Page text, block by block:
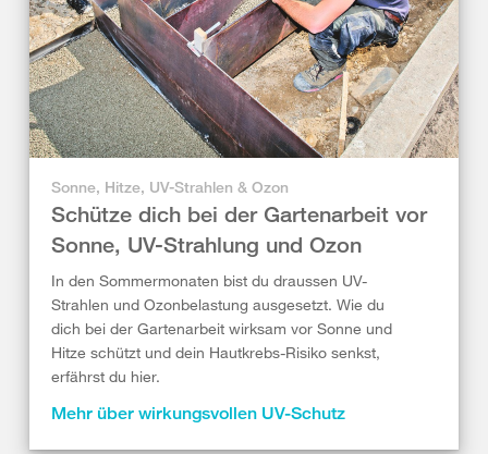
Sonne, Hitze, UV-Strahlen & Ozon
Schütze dich bei der Gartenarbeit vor
Sonne, UV-Strahlung und Ozon
In den Sommermonaten bist du draussen UV-
Strahlen und Ozonbelastung ausgesetzt. Wie du
dich bei der Gartenarbeit wirksam vor Sonne und
Hitze schützt und dein Hautkrebs-Risiko senkst,
erfährst du hier.
Mehr über wirkungsvollen UV-Schutz